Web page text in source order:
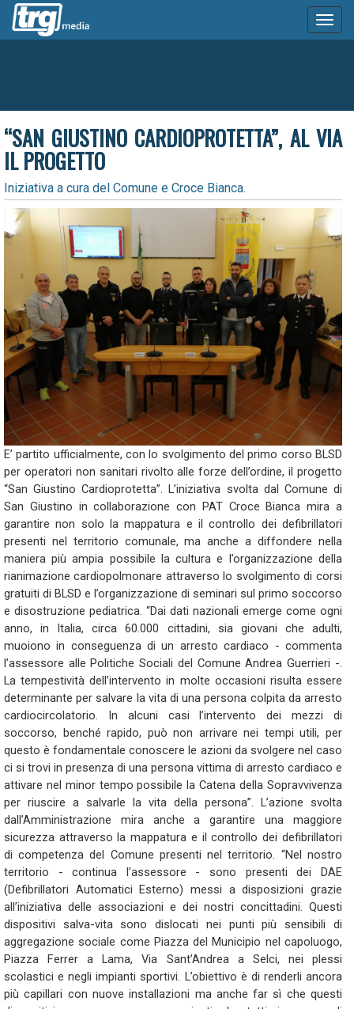
“SAN GIUSTINO CARDIOPROTETTA”, AL VIA
IL PROGETTO
Iniziativa a cura del Comune e Croce Bianca.
E’ partito ufficialmente, con lo svolgimento del primo corso BLSD
per operatori non sanitari rivolto alle forze dell’ordine, il progetto
“San Giustino Cardioprotetta”. L’iniziativa svolta dal Comune di
San Giustino in collaborazione con PAT Croce Bianca mira a
garantire non solo la mappatura e il controllo dei defibrillatori
presenti nel territorio comunale, ma anche a diffondere nella
maniera più ampia possibile la cultura e l’organizzazione della
rianimazione cardiopolmonare attraverso lo svolgimento di corsi
gratuiti di BLSD e l’organizzazione di seminari sul primo soccorso
e disostruzione pediatrica. “Dai dati nazionali emerge come ogni
anno, in Italia, circa 60.000 cittadini, sia giovani che adulti,
muoiono in conseguenza di un arresto cardiaco - commenta
l’assessore alle Politiche Sociali del Comune Andrea Guerrieri -.
La tempestività dell’intervento in molte occasioni risulta essere
determinante per salvare la vita di una persona colpita da arresto
cardiocircolatorio. In alcuni casi l’intervento dei mezzi di
soccorso, benché rapido, può non arrivare nei tempi utili, per
questo è fondamentale conoscere le azioni da svolgere nel caso
ci si trovi in presenza di una persona vittima di arresto cardiaco e
attivare nel minor tempo possibile la Catena della Sopravvivenza
per riuscire a salvarle la vita della persona”. L’azione svolta
dall’Amministrazione mira anche a garantire una maggiore
sicurezza attraverso la mappatura e il controllo dei defibrillatori
di competenza del Comune presenti nel territorio. “Nel nostro
territorio - continua l’assessore - sono presenti dei DAE
(Defibrillatori Automatici Esterno) messi a disposizioni grazie
all’iniziativa delle associazioni e dei nostri concittadini. Questi
dispositivi salva-vita sono dislocati nei punti più sensibili di
aggregazione sociale come Piazza del Municipio nel capoluogo,
Piazza Ferrer a Lama, Via Sant’Andrea a Selci, nei plessi
scolastici e negli impianti sportivi. L’obiettivo è di renderli ancora
più capillari con nuove installazioni ma anche far sì che questi